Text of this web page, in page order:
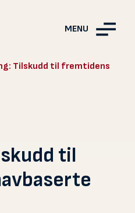
MENU
Tilskudd til fremtidens
til